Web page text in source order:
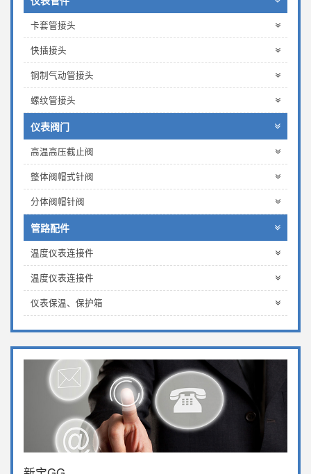
卡套管接头
快插接头
铜制气动管接头
螺纹管接头
仪表阀门
高温高压截止阀
整体阀帽式针阀
分体阀帽针阀
管路配件
温度仪表连接件
温度仪表连接件
仪表保温、保护箱